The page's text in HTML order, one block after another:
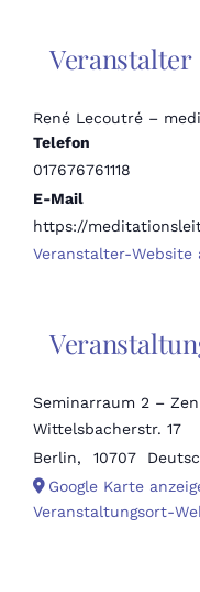
Veranstalter
René Lecoutré –
Telefon
017676761118
E-Mail
https://
Veranstalter-Website
Seminarraum 2 –
Wittelsbacherstr. 17
Berlin, 10707
Google Karte
Veranstaltungsort-